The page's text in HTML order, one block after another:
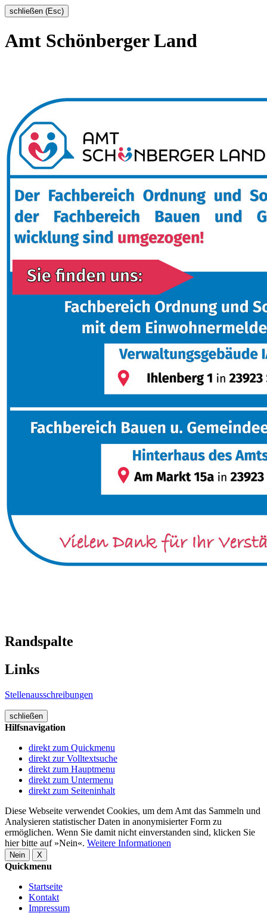
schließen (Esc)
Amt Schönberger Land
Randspalte
Links
Stellenausschreibungen
schließen
Hilfsnavigation
direkt zum Quickmenu
direkt zur Volltextsuche
direkt zum Hauptmenu
direkt zum Untermenu
direkt zum Seiteninhalt
Diese Webseite verwendet Cookies, um dem Amt das Sammeln und
Analysieren statistischer Daten in anonymisierter Form zu
ermöglichen. Wenn Sie damit nicht einverstanden sind, klicken Sie
hier bitte auf »Nein«. Weitere Informationen
Nein X
Quickmenu
Startseite
Kontakt
Impressum